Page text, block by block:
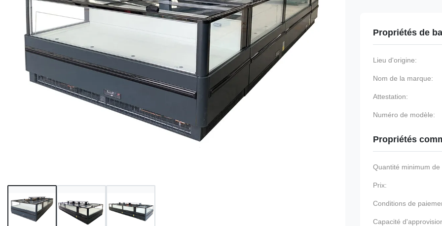
Propriétés de
Lieu d'origine:
Nom de la marque:
Attestation:
Numéro de modèle:
Propriétés
Quantité minimum
Prix:
Conditions de
Capacité